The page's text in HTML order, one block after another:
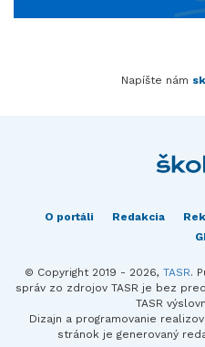
Napíšte nám
O portáli Redakcia
© Copyright 2019 - 2026, TASR.
správ zo zdrojov TASR je bez
TASR
Dizajn a programovanie
stránok je generovaný